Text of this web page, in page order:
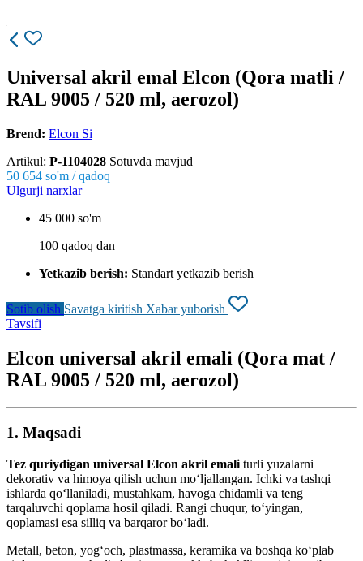
Universal akril emal Elcon (Qora matli /
RAL 9005 / 520 ml, aerozol)
Brend: Elcon Si
Artikul: P-1104028 Sotuvda mavjud
50 654 so'm / qadoq
Ulgurji narxlar
45 000 so'm
100 qadoq dan
Yetkazib berish: Standart yetkazib berish
Sotib olish Savatga kiritish Xabar yuborish
Tavsifi
Elcon universal akril emali (Qora mat /
RAL 9005 / 520 ml, aerozol)
1. Maqsadi
Tez quriydigan universal Elcon akril emali turli yuzalarni
dekorativ va himoya qilish uchun mo‘ljallangan. Ichki va tashqi
ishlarda qo‘llaniladi, mustahkam, havoga chidamli va teng
tarqaluvchi qoplama hosil qiladi. Rangi chuqur, to‘yingan,
qoplamasi esa silliq va barqaror bo‘ladi.
Metall, beton, yog‘och, plastmassa, keramika va boshqa ko‘plab